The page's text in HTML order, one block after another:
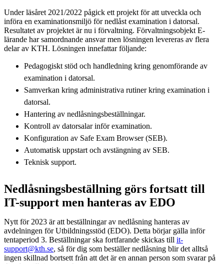
Under läsåret 2021/2022 pågick ett projekt för att utveckla och
införa en examinationsmiljö för nedlåst examination i datorsal.
Resultatet av projektet är nu i förvaltning. Förvaltningsobjekt E-
lärande har samordnande ansvar men lösningen levereras av flera
delar av KTH. Lösningen innefattar följande:
Pedagogiskt stöd och handledning kring genomförande av
examination i datorsal.
Samverkan kring administrativa rutiner kring examination i
datorsal.
Hantering av nedlåsningsbeställningar.
Kontroll av datorsalar inför examination.
Konfiguration av Safe Exam Browser (SEB).
Automatisk uppstart och avstängning av SEB.
Teknisk support.
Nedlåsningsbeställning görs fortsatt till
IT-support men hanteras av EDO
Nytt för 2023 är att beställningar av nedlåsning hanteras av
avdelningen för Utbildningsstöd (EDO). Detta börjar gälla inför
tentaperiod 3. Beställningar ska fortfarande skickas till it-
support@kth.se, så för dig som beställer nedlåsning blir det alltså
ingen skillnad bortsett från att det är en annan person som svarar på